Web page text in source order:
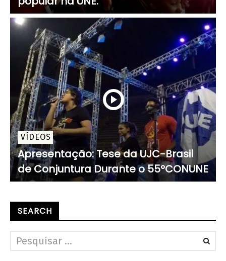
VÍDEOS
Apresentação: Tese da UJC-Brasil
de Conjuntura Durante o 55ºCONUNE
SEARCH